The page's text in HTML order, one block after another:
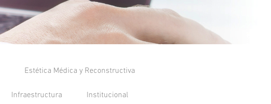
Estética Médica y Reconstructiva
Infraestructura Institucional